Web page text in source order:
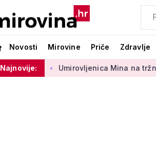
Novosti Mirovine Priče Zdravlje
Najnovije:
Umirovljenica Mina na tržnici prodaje